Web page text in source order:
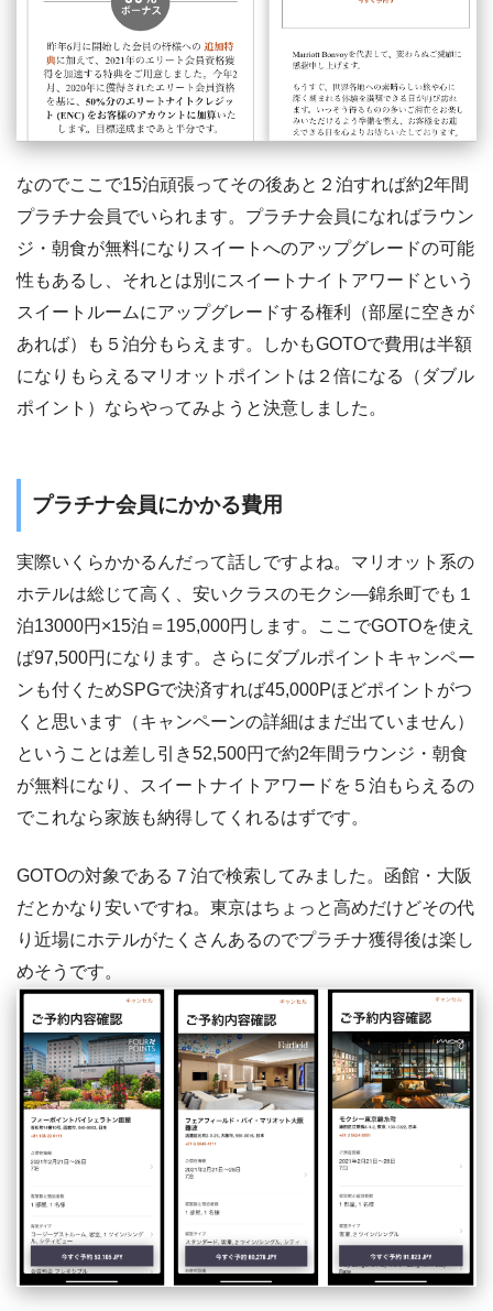
なのでここで15泊頑張ってその後あと２泊すれば約2年間
プラチナ会員でいられます。プラチナ会員になればラウン
ジ・朝食が無料になりスイートへのアップグレードの可能
性もあるし、それとは別にスイートナイトアワードという
スイートルームにアップグレードする権利（部屋に空きが
あれば）も５泊分もらえます。しかもGOTOで費用は半額
になりもらえるマリオットポイントは２倍になる（ダブル
ポイント）ならやってみようと決意しました。
プラチナ会員にかかる費用
実際いくらかかるんだって話しですよね。マリオット系の
ホテルは総じて高く、安いクラスのモクシ―錦糸町でも１
泊13000円×15泊＝195,000円します。ここでGOTOを使え
ば97,500円になります。さらにダブルポイントキャンペー
ンも付くためSPGで決済すれば45,000Pほどポイントがつ
くと思います（キャンペーンの詳細はまだ出ていません）
ということは差し引き52,500円で約2年間ラウンジ・朝食
が無料になり、スイートナイトアワードを５泊もらえるの
でこれなら家族も納得してくれるはずです。
GOTOの対象である７泊で検索してみました。函館・大阪
だとかなり安いですね。東京はちょっと高めだけどその代
り近場にホテルがたくさんあるのでプラチナ獲得後は楽し
めそうです。